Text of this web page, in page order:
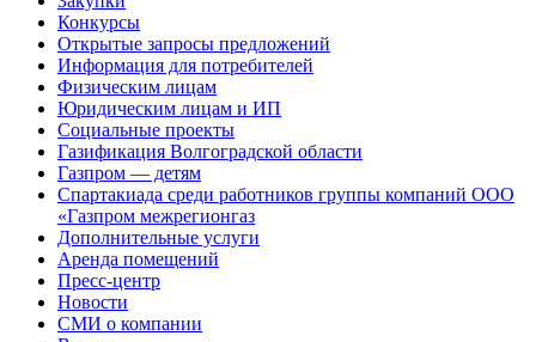
Конкурсы
Открытые запросы предложений
Информация для потребителей
Физическим лицам
Юридическим лицам и ИП
Социальные проекты
Газификация Волгоградской области
Газпром — детям
Спартакиада среди работников группы компаний ООО
«Газпром межрегионгаз
Дополнительные услуги
Аренда помещений
Пресс-центр
Новости
СМИ о компании